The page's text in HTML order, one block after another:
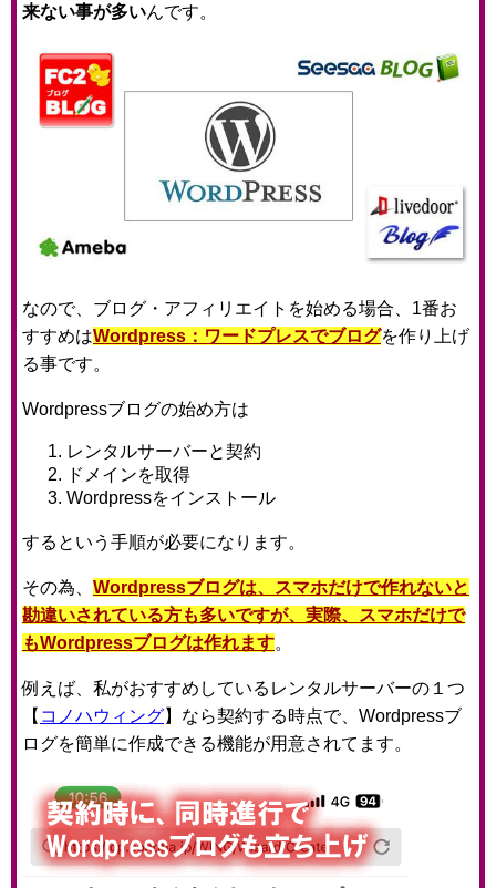
来ない事が多いんです。
なので、ブログ・アフィリエイトを始める場合、1番お
すすめはWordpress：ワードプレスでブログを作り上げ
る事です。
Wordpressブログの始め方は
レンタルサーバーと契約
ドメインを取得
Wordpressをインストール
するという手順が必要になります。
その為、 Wordpressブログは、スマホだけで作れないと
勘違いされている方も多いですが、実際、スマホだけで
もWordpressブログは作れます。
例えば、私がおすすめしているレンタルサーバーの１つ
【 コノハウィング】なら契約する時点で、Wordpressブ
ログを簡単に作成できる機能が用意されてます。